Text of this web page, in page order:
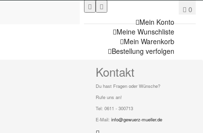
Mein Konto
Meine Wunschliste
Mein Warenkorb
Bestellung verfolgen
Kontakt
Du hast Fragen oder Wünsche?
Rufe uns an!
Tel: 0611 - 300713
E-Mail: info@gewuerz-mueller.de
0